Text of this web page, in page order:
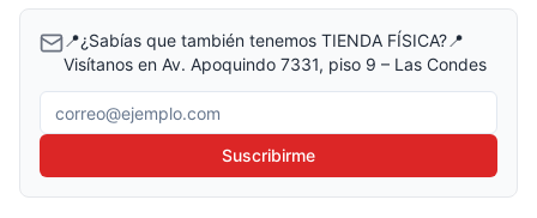
📍¿Sabías que también tenemos TIENDA FÍSICA?📍
Visítanos en Av. Apoquindo 7331, piso 9 – Las Condes
Correo electrónico
Suscribirme